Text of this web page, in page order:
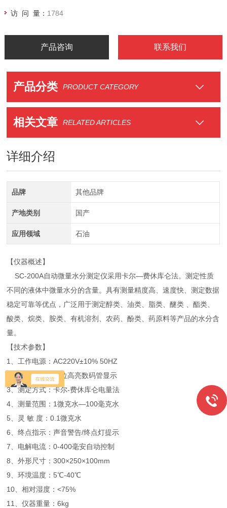
访 问 量： 1784
产品咨询 联系我们
产品分类 PRODUCT CATEGORY
相关文章 RELATED ARTICLES
详细介绍
品牌 其他品牌
产地类别 国产
应用领域 石油
【仪器概述】
SC-200A自动微量水分测定仪采用卡尔—费休库仑法。测定性质
不同的液体中微量水分的含量。具有测量精度高、速度快、测定数据
稳定可靠等优点，广泛用于测定醇类、油类、脂类、醚类 、酯类、
酸类、烷类、胺类、有机溶剂、农药、酚类、药原料等产品的水分含
量。
【技术参数】
1、工作电源：AC220V±10% 50HZ
2、显示方式：六位高亮数码管显示
3、测定方式：卡尔-费休库仑电量法
4、测量范围：1微克水—100毫克水
5、灵 敏 度：0.1微克水
6、终点指示：声音警告/终点灯提示
7、电解电流：0-400毫安自动控制
8、外形尺寸：300×250×100mm
9、环境温度：5℃-40℃
10、相对湿度：<75%
11、仪器重量：6kg